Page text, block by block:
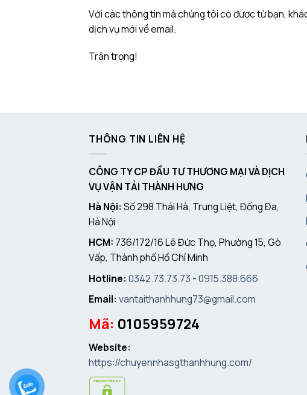
Với các thông tin mà chúng tôi có được từ bạn,
dịch vụ mới về email.
Trân trọng!
THÔNG TIN LIÊN HỆ
CÔNG TY CP ĐẦU TƯ THƯƠNG MẠI VÀ DỊCH
VỤ VẬN TẢI THÀNH HƯNG
Hà Nội: Số 298 Thái Hà, Trung Liệt, Đống Đa,
Hà Nội
HCM: 736/172/16 Lê Đức Thọ, Phường 15, Gò
Vấp, Thành phố Hồ Chí Minh
Hotline: 0342.73.73.73 -0915.388.666
Email: vantaithanhhung73@gmail.com
Mã: 0105959724
Website:
https://chuyennhasgthanhhung.com/